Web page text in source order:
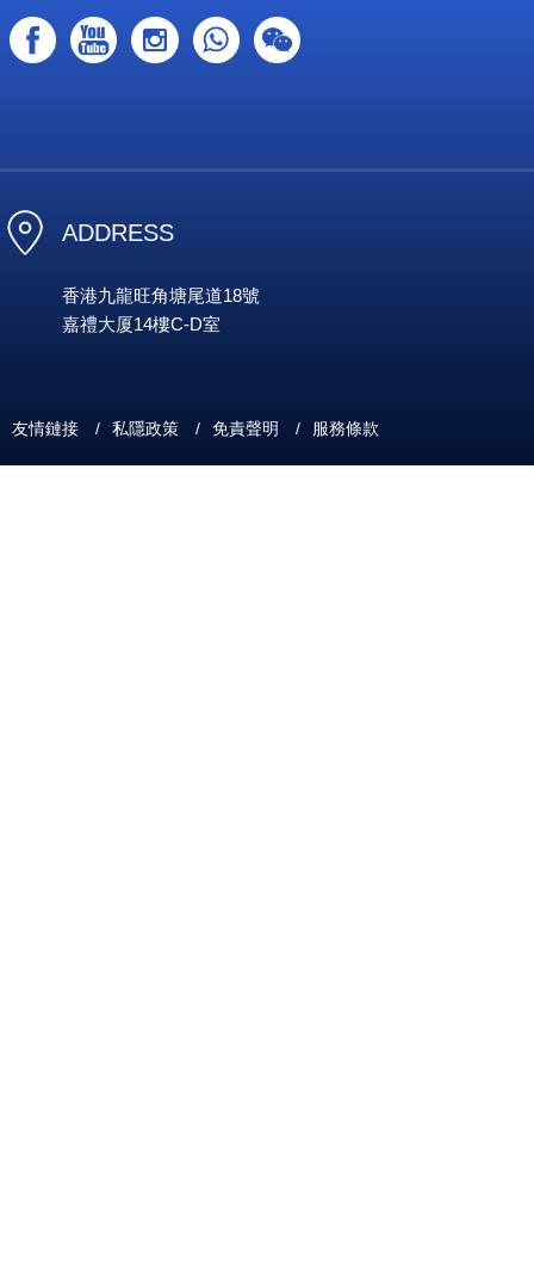
ADDRESS
香港九龍旺角塘尾道18號
嘉禮大厦14樓C-D室
友情鏈接 / 私隱政策 / 免責聲明 / 服務條款